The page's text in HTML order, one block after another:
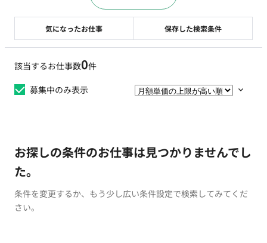
該当するお仕事数0件
募集中のみ表示
お探しの条件のお仕事は見つかりませんでし
た。
条件を変更するか、もう少し広い条件設定で検索してみてくだ
さい。
気になったお仕事 保存した検索条件